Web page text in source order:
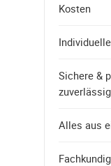
Kosten
Sichere &
zuverlässig
Alles aus